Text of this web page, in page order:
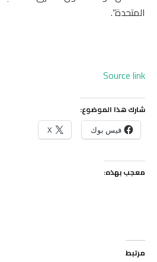
المتحدة”.
Source link
شارك هذا الموضوع:
فيس بوك X
معجب بهذه:
مرتبط